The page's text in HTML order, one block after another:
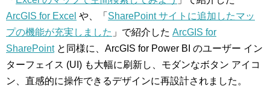
ArcGIS for Excel や、「 SharePoint サイトに追加したマッ
プの機能が充実しました 」で紹介した ArcGIS for
SharePointと同様に、ArcGIS for Power BI のユーザー イン
ターフェイス (UI) も大幅に刷新し、モダンなボタン アイコ
ン、直感的に操作できるデザインに再設計されました。